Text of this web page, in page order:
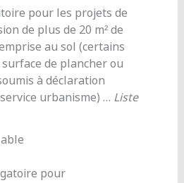
pour les projets de
de plus de 20 m² de
au sol (certains
surface de plancher ou
à déclaration
urbanisme) … Liste
pour